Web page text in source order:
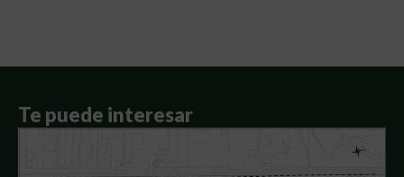
Te puede interesar